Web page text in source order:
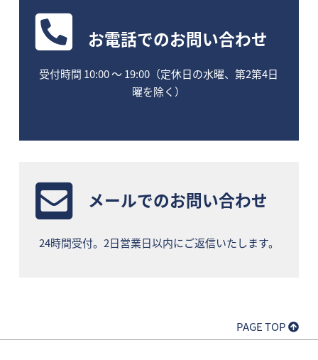
お電話でのお問い合わせ
受付時間 10:00 〜 19:00（定休日の水曜、第2第4日
曜を除く）
メールでのお問い合わせ
24時間受付。2日営業日以内にご返信いたします。
PAGE TOP